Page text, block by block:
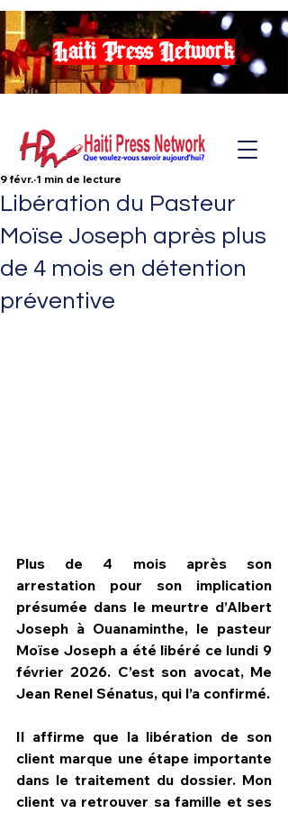
Haiti Press Network
HPN Live
Libération du Pasteur
Moïse Joseph après plus
de 4 mois en détention
préventive
9 févr. 1 min de lecture
Plus de 4 mois après son
arrestation pour son implication
présumée dans le meurtre d’Albert
Joseph à Ouanaminthe, le pasteur
Moïse Joseph a été libéré ce lundi 9
février 2026. C’est son avocat, Me
Jean Renel Sénatus, qui l’a confirmé.
Il affirme que la libération de son
client marque une étape importante
dans le traitement du dossier. Mon
client va retrouver sa famille et ses